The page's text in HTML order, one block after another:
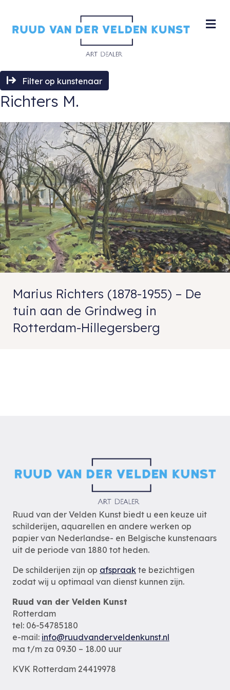
Filter op kunstenaar
Richters M.
Marius Richters (1878-1955) – De
tuin aan de Grindweg in
Rotterdam-Hillegersberg
Ruud van der Velden Kunst biedt u een keuze uit
schilderijen, aquarellen en andere werken op
papier van Nederlandse- en Belgische kunstenaars
uit de periode van 1880 tot heden.
De schilderijen zijn op afspraak te bezichtigen
zodat wij u optimaal van dienst kunnen zijn.
Ruud van der Velden Kunst
Rotterdam
tel: 06-54785180
e-mail: info@ruudvanderveldenkunst.nl
ma t/m za 09.30 – 18.00 uur
KVK Rotterdam 24419978